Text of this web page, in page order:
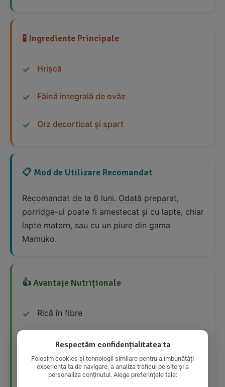
🧪 Ingrediente Principale
Hrișcă
Făină integrală de ovăz
Orz decorticat și spart
📋 Mod de Utilizare Recomandat
Recomandat de la 6 luni. Odată preparat,
porridge-ul poate fi amestecat și cu lapte, chiar
lapte matern, sau cu un piure din gama
Mamuko.
👍 Avantaje Nutriționale
Rică în fibre
Conținut scăzut de grăsimi saturate
Ingrediente bio
Respectăm confidențialitatea ta
Folosim cookies și tehnologii similare pentru a îmbunătăți
experiența ta de navigare, a analiza traficul pe site și a
personaliza conținutul. Alege preferințele tale: